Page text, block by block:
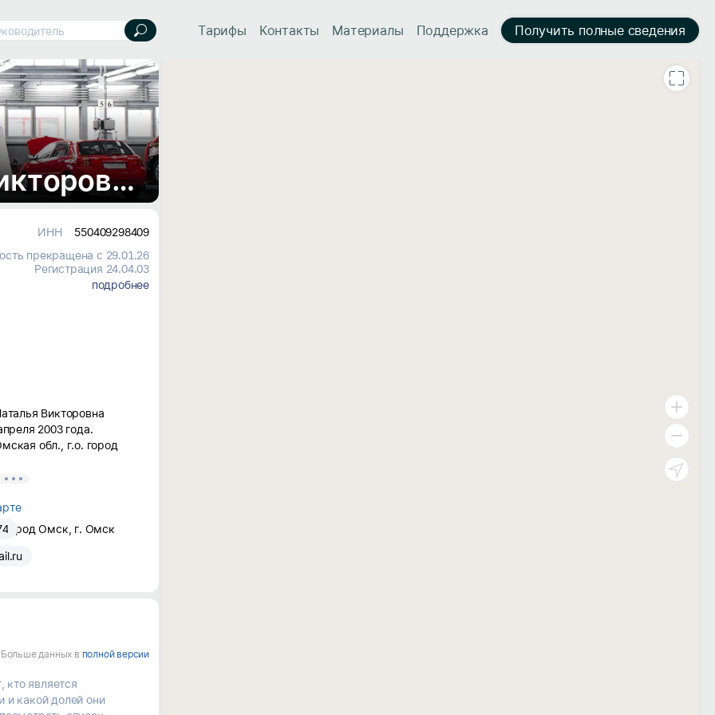
Тарифы Контакты Материалы Поддержка Получить полные сведения
Кузнецова Наталья Викторовна, ИП
ИНН
550409298409
прекращена с 29.01.26
Регистрация 24.04.03
подробнее
Викторовна
2003 года.
обл., г.о. город
город Омск, г. Омск
Больше данных в полной версии
кто является
и какой долей они